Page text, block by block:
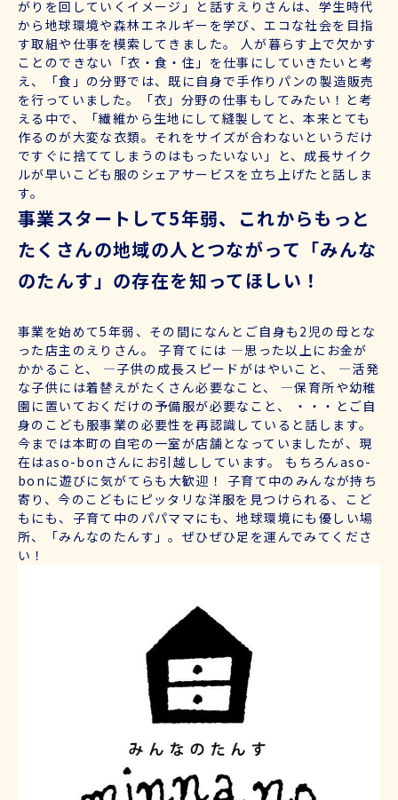
がりを回していくイメージ」と話すえりさんは、学生時代
から地球環境や森林エネルギーを学び、エコな社会を目指
す取組や仕事を模索してきました。 人が暮らす上で欠かす
ことのできない「衣・食・住」を仕事にしていきたいと考
え、「食」の分野では、既に自身で手作りパンの製造販売
を行っていました。「衣」分野の仕事もしてみたい！と考
える中で、「繊維から生地にして縫製してと、本来とても
作るのが大変な衣類。それをサイズが合わないというだけ
ですぐに捨ててしまうのはもったいない」と、成長サイク
ルが早いこども服のシェアサービスを立ち上げたと話しま
す。
事業スタートして5年弱、これからもっと
たくさんの地域の人とつながって「みんな
のたんす」の存在を知ってほしい！
事業を始めて5年弱、その間になんとご自身も2児の母とな
った店主のえりさん。 子育てには ―思った以上にお金が
かかること、 ―子供の成長スピードがはやいこと、 ―活発
な子供には着替えがたくさん必要なこと、 ―保育所や幼稚
園に置いておくだけの予備服が必要なこと、 ・・・とご自
身のこども服事業の必要性を再認識していると話します。
今までは本町の自宅の一室が店舗となっていましたが、現
在はaso-bonさんにお引越ししています。 もちろんaso-
bonに遊びに気がてらも大歓迎！ 子育て中のみんなが持ち
寄り、今のこどもにピッタリな洋服を見つけられる、こど
もにも、子育て中のパパママにも、地球環境にも優しい場
所、「みんなのたんす」。ぜひぜひ足を運んでみてくださ
い！